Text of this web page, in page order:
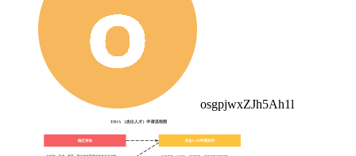
osgpjwxZJh5Ah1l